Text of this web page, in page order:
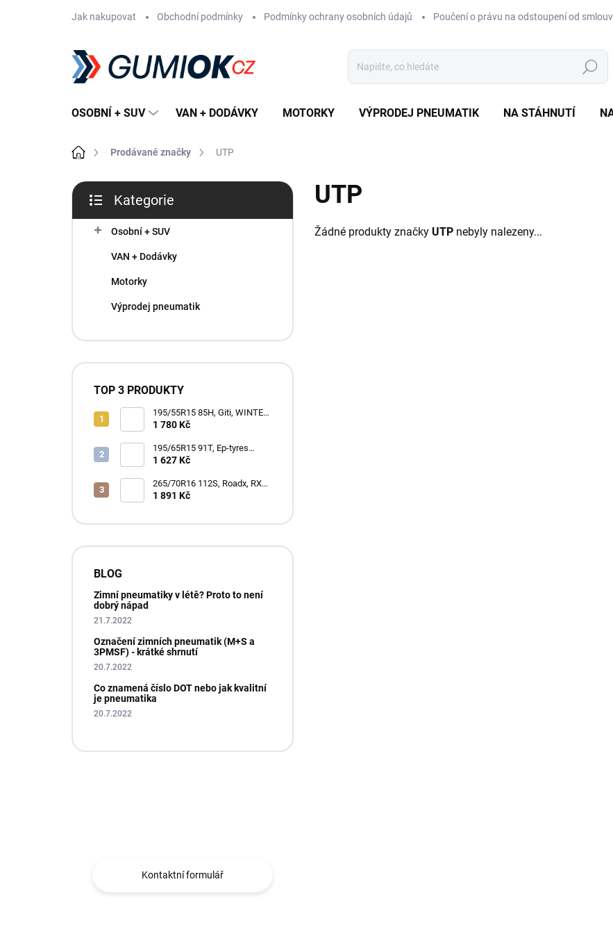
Jak nakupovat Obchodní podmínky Podmínky ochrany osobních údajů Poučení o právu na odstoupení od
Hledat
OSOBNÍ + SUV VAN + DODÁVKY MOTORKY VÝPRODEJ PNEUMATIK NA STÁHNUTÍ
Domů Prodávané značky UTP
P
s
a
e
kategorie
Kategorie
Osobní + SUV
VAN + Dodávky
Motorky
Výprodej pneumatik
TOP 3 PRODUKTY
195/55R15 85H, Giti, WINTER
W2
1 780 Kč
195/65R15 91T, Ep-tyres
Accelera, ACCELERA X-GRIP
1 627 Kč
265/70R16 112S, Roadx, RX
QUEST H/T01
1 891 Kč
BLOG
Zimní pneumatiky v létě? Proto to není
dobrý nápad
21.7.2022
Označení zimních pneumatik (M+S a
3PMSF) - krátké shrnutí
20.7.2022
Co znamená číslo DOT nebo jak kvalitní
je pneumatika
20.7.2022
Kontaktní formulář
UTP
Žádné produkty značky UTP nebyly nalezeny...